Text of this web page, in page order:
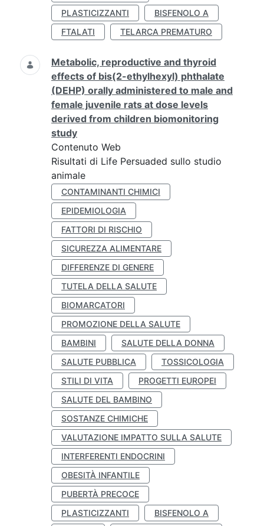
PLASTICIZZANTI
BISFENOLO A
FTALATI
TELARCA PREMATURO
Metabolic, reproductive and thyroid
effects of bis(2-ethylhexyl) phthalate
(DEHP) orally administered to male and
female juvenile rats at dose levels
derived from children biomonitoring
study
Contenuto Web
Risultati di Life Persuaded sullo studio
animale
CONTAMINANTI CHIMICI
EPIDEMIOLOGIA
FATTORI DI RISCHIO
SICUREZZA ALIMENTARE
DIFFERENZE DI GENERE
TUTELA DELLA SALUTE
BIOMARCATORI
PROMOZIONE DELLA SALUTE
BAMBINI
SALUTE DELLA DONNA
SALUTE PUBBLICA
TOSSICOLOGIA
STILI DI VITA
PROGETTI EUROPEI
SALUTE DEL BAMBINO
SOSTANZE CHIMICHE
VALUTAZIONE IMPATTO SULLA SALUTE
INTERFERENTI ENDOCRINI
OBESITÀ INFANTILE
PUBERTÀ PRECOCE
PLASTICIZZANTI
BISFENOLO A